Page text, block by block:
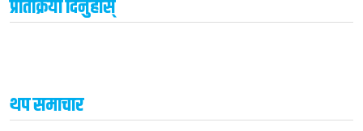
प्रतिक्रिया दिनुहोस्
थप समाचार